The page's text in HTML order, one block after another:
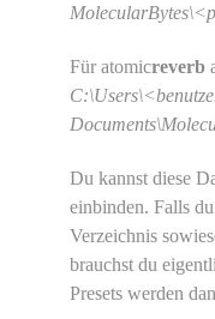
Für atomicreverb
Du kannst diese
einbinden. Falls
Verzeichnis
brauchst du
Presets werden